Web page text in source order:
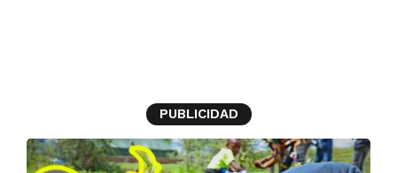
PUBLICIDAD